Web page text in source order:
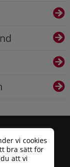
vi cookies
bra sätt för
att vi